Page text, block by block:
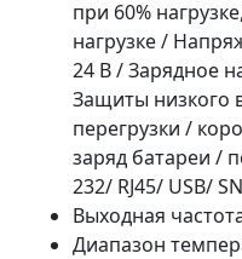
при 60%
нагрузке /
24 В / Зарядное
Защиты низкого
перегрузки /
заряд батареи /
232/ RJ45/ USB/
Выходная
Диапазон